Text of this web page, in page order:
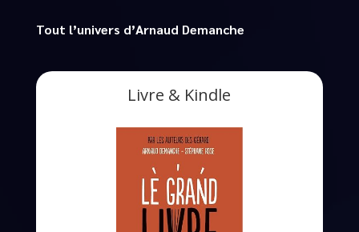
Tout l’univers d’Arnaud Demanche
Livre & Kindle